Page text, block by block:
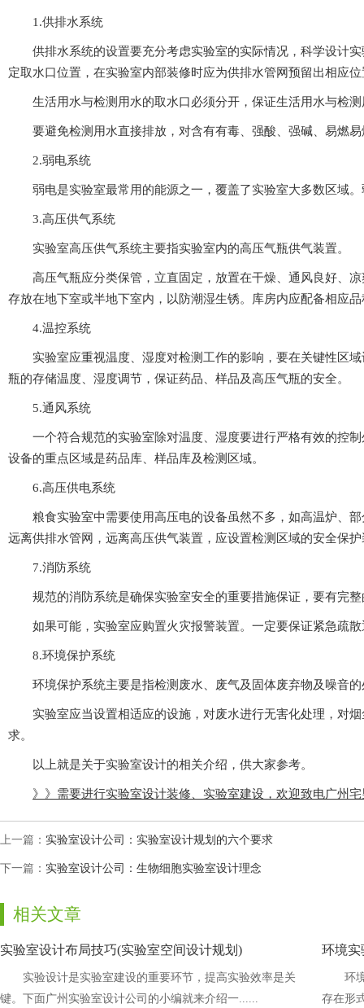
1.供排水系统
供排水系统的设置要充分考虑实验室的实际情况，科学设计实
定取水口位置，在实验室内部装修时应为供排水管网预留出相应位置
生活用水与检测用水的取水口必须分开，保证生活用水与检测用
要避免检测用水直接排放，对含有有毒、强酸、强碱、易燃
2.弱电系统
弱电是实验室最常用的能源之一，覆盖了实验室大多数区域。弱
3.高压供气系统
实验室高压供气系统主要指实验室内的高压气瓶供气装置。
高压气瓶应分类保管，立直固定，放置在干燥、通风良好、
存放在地下室或半地下室内，以防潮湿生锈。库房内应配备相应品
4.温控系统
实验室应重视温度、湿度对检测工作的影响，要在关键性区域
瓶的存储温度、湿度调节，保证药品、样品及高压气瓶的安全。
5.通风系统
一个符合规范的实验室除对温度、湿度要进行严格有效的控制外
设备的重点区域是药品库、样品库及检测区域。
6.高压供电系统
粮食实验室中需要使用高压电的设备虽然不多，如高温炉、
远离供排水管网，远离高压供气装置，应设置检测区域的安全保护装
7.消防系统
规范的消防系统是确保实验室安全的重要措施保证，要有完整的
如果可能，实验室应购置火灾报警装置。一定要保证紧急疏散通
8.环境保护系统
环境保护系统主要是指检测废水、废气及固体废弃物及噪音的
实验室应当设置相适应的设施，对废水进行无害化处理，对烟
求。
以上就是关于实验室设计的相关介绍，供大家参考。
》》需要进行实验室设计装修、实验室建设，欢迎致电广州宅男
上一篇： 实验室设计公司：实验室设计规划的六个要求
下一篇： 实验室设计公司：生物细胞实验室设计理念
相关文章
实验室设计布局技巧(实验室空间设计规划)
实验设计是实验室建设的重要环节，提高实验效率是关
键。下面广州实验室设计公司的小编就来介绍一......
环境实
环
存在形